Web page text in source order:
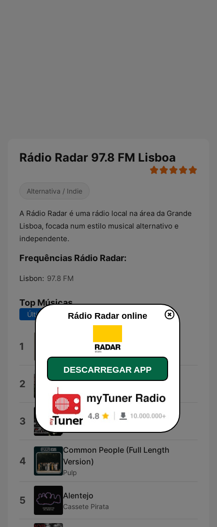
Rádio Radar 97.8 FM Lisboa
Alternativa / Indie
A Rádio Radar é uma rádio local na área da Grande
Lisboa, focada num estilo musical alternativo e
independente.
Frequências Rádio Radar:
Lisbon: 97.8 FM
Top Músicas
Últimos 7 dias Últimos 30 dias
1 Keep Moving
2 A&E (Maps Remix)
3 Nice Mover (VV Edit)
Zeus B. Held
4
Common People (Full Length
Version)
Pulp
5 Alentejo
Cassete Pirata
Rádio Radar online
DESCARREGAR APP